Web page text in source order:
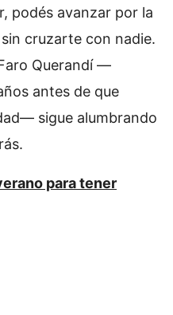
podés avanzar por la
cruzarte con nadie.
Querandí —
antes de que
sigue alumbrando
para tener